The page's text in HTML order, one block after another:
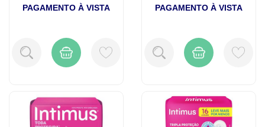
PAGAMENTO À VISTA PAGAMENTO À VISTA